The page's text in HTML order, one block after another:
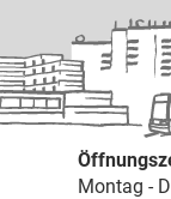
Montag -